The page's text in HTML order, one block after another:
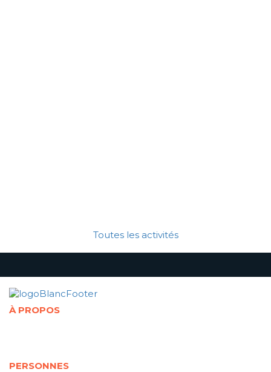
Toutes les activités
À PROPOS
PERSONNES